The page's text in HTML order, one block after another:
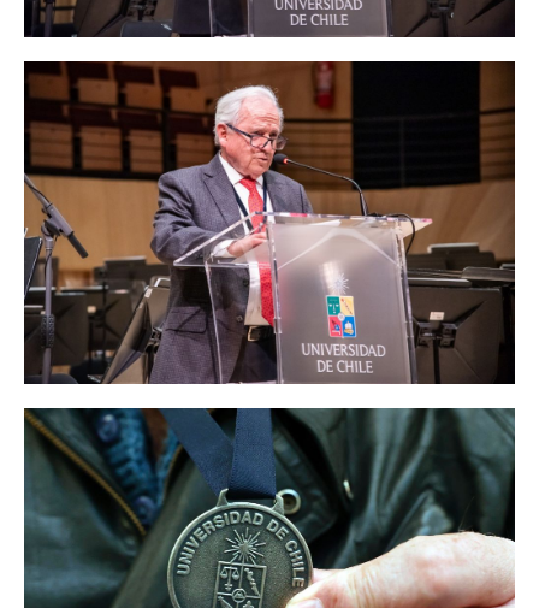
La ceremonia tuvo lugar en la Gran Sala Sinfónica Nacional y la
encabezó la Rectora de la U. de Chile, Rosa Devés.
A nombre de las académicas y académicos homenajeados, habló y
agradeció el reconocimiento el profesor emérito Roberto Neira.